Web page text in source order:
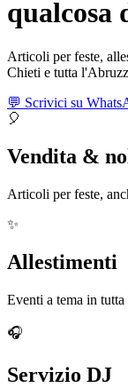
qualcosa
Articoli per feste,
Chieti e tutta
💬 Scrivici su
🎈
Vendita &
Articoli per feste,
✨
Allestimenti
Eventi a tema in
🎧
Servizio DJ